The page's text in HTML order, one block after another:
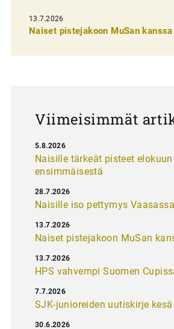
e
13.7.2026
Naiset pistejakoon MuSan kanssa
Viimeisimmät
Naisille tärkeät pisteet elokuun
ensimmäisestä
5.8.2026
Naisille iso pettymys Vaasassa
28.7.2026
Naiset pistejakoon MuSan
13.7.2026
HPS vahvempi Suomen
13.7.2026
SJK-junioreiden uutiskirje
7.7.2026
30.6.2026